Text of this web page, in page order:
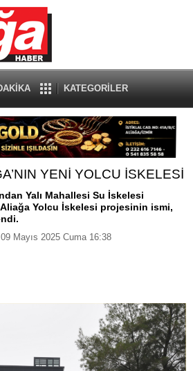
KATEGORİLER
YENİ YOLCU İSKELESİ
Yalı Mahallesi Su İskelesi
Yolcu İskelesi projesinin ismi,
09 Mayıs 2025 Cuma 16:38